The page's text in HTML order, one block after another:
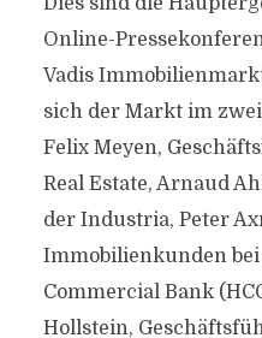
Online-
Vadis
sich der Markt im
Felix Meyen,
Real Estate, Arnaud
der Industria, Peter
Immobilienkunden
Commercial Bank
Hollstein,